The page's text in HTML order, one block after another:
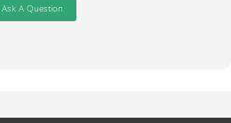
Ask A Question